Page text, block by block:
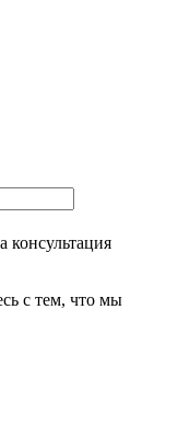
консультация
с тем, что мы